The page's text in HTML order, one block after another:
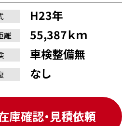
H23年
離 55,387ｋｍ
車検整備無
なし
庫確認・見積依頼